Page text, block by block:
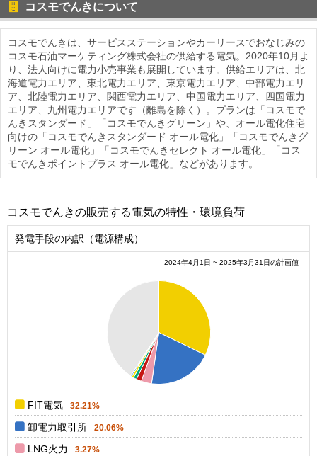
コスモでんきについて
コスモでんきは、サービスステーションやカーリースでおなじみの
コスモ石油マーケティング株式会社の供給する電気。2020年10月よ
り、法人向けに電力小売事業も展開しています。供給エリアは、北
海道電力エリア、東北電力エリア、東京電力エリア、中部電力エリ
ア、北陸電力エリア、関西電力エリア、中国電力エリア、四国電力
エリア、九州電力エリアです（離島を除く）。プランは「コスモで
んきスタンダード」「コスモでんきグリーン」や、オール電化住宅
向けの「コスモでんきスタンダード オール電化」「コスモでんきグ
リーン オール電化」「コスモでんきセレクト オール電化」「コス
モでんきポイントプラス オール電化」などがあります。
コスモでんきの販売する電気の特性・環境負荷
発電手段の内訳（電源構成）
2024年4月1日 ~ 2025年3月31日の計画値
FIT電気 32.21%
卸電力取引所 20.06%
LNG火力 3.27%